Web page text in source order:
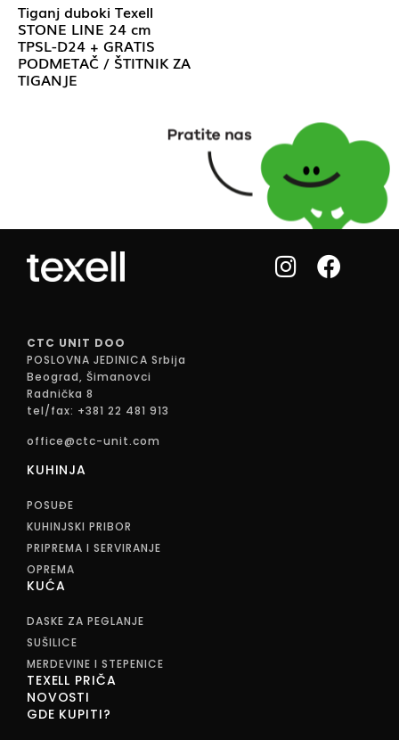
Tiganj duboki Texell
STONE LINE 24 cm
TPSL-D24 + GRATIS
PODMETAČ / ŠTITNIK ZA
TIGANJE
CTC UNIT DOO
POSLOVNA JEDINICA Srbija
Beograd, Šimanovci
Radnička 8
tel/fax: +381 22 481 913
office@ctc-unit.com
KUHINJA
POSUĐE
KUHINJSKI PRIBOR
PRIPREMA I SERVIRANJE
OPREMA
KUĆA
DASKE ZA PEGLANJE
SUŠILICE
MERDEVINE I STEPENICE
TEXELL PRIČA
NOVOSTI
GDE KUPITI?